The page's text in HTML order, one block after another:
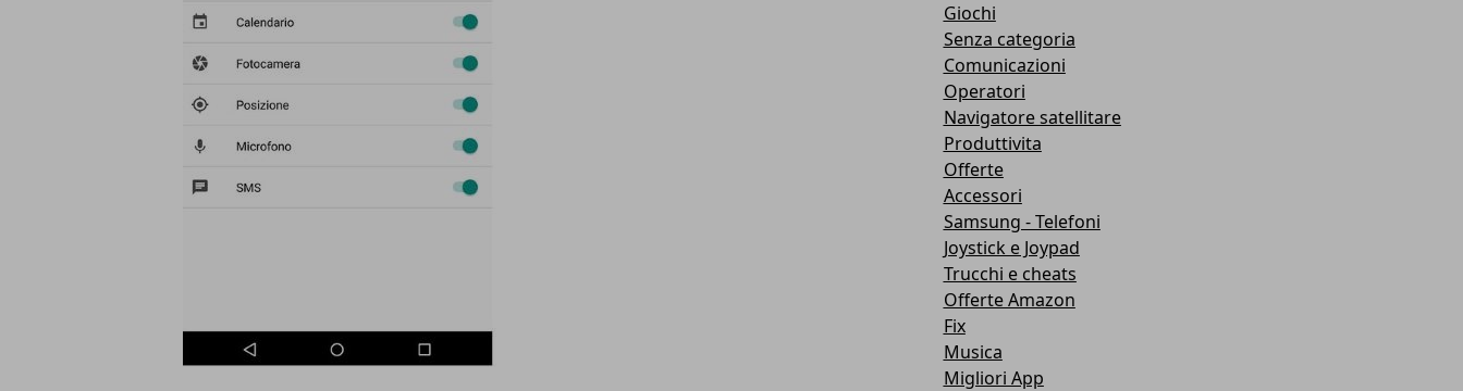
Giochi
Senza categoria
Comunicazioni
Operatori
Navigatore satellitare
Produttivita
Offerte
Accessori
Samsung - Telefoni
Joystick e Joypad
Trucchi e cheats
Offerte Amazon
Fix
Musica
Migliori App